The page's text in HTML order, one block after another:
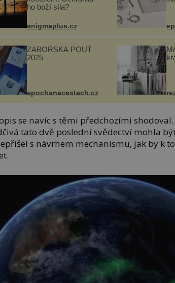
ho boží síla?
enigmaplus.cz
ZÁBOŘSKÁ POUŤ
2025
epochanacestach.cz
se navíc s těmi předchozími shodoval.
tato dvě poslední svědectví mohla
s návrhem mechanismu, jak by k